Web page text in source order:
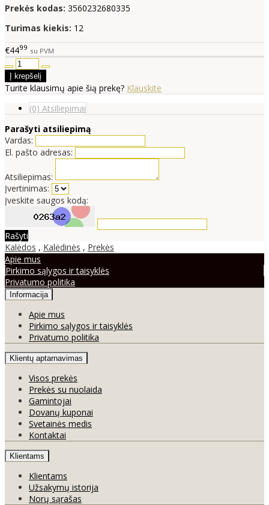
Prekės kodas: 3560232680335
Turimas kiekis: 12
€4499 su PVM
Turite klausimų apie šią prekę? Klauskite
(0) Atsiliepimai
Parašyti atsiliepimą
Vardas:
El. pašto adresas:
Atsiliepimas:
Įvertinimas:
Įveskite saugos kodą:
Rašyti
Kalėdos , Kalėdinės , Prekės
Apie mus
Pirkimo sąlygos ir taisyklės
Privatumo politika
Informacija
Apie mus
Pirkimo sąlygos ir taisyklės
Privatumo politika
Klientų aptarnavimas
Visos prekės
Prekės su nuolaida
Gamintojai
Dovanų kuponai
Svetainės medis
Kontaktai
Klientams
Klientams
Užsakymų istorija
Norų sąrašas